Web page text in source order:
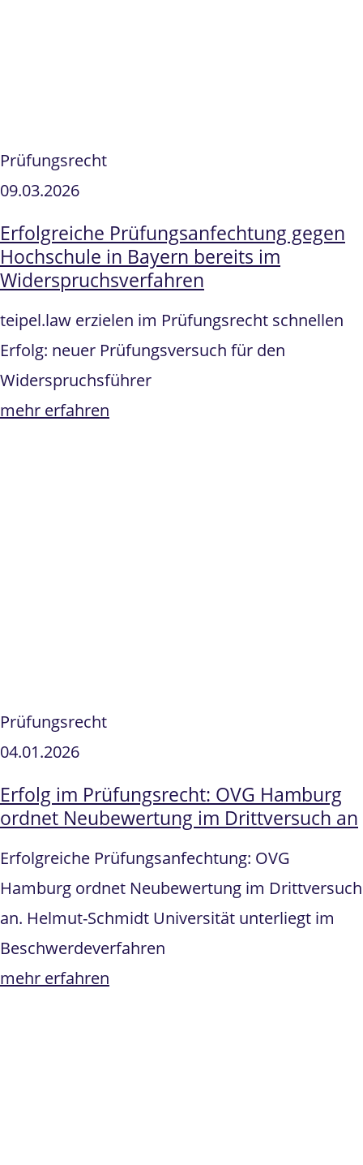
Prüfungsrecht
09.03.2026
Erfolgreiche Prüfungsanfechtung gegen
Hochschule in Bayern bereits im
Widerspruchsverfahren
teipel.law erzielen im Prüfungsrecht schnellen
Erfolg: neuer Prüfungsversuch für den
Widerspruchsführer
mehr erfahren
Prüfungsrecht
04.01.2026
Erfolg im Prüfungsrecht: OVG Hamburg
ordnet Neubewertung im Drittversuch an
Erfolgreiche Prüfungsanfechtung: OVG
Hamburg ordnet Neubewertung im Drittversuch
an. Helmut-Schmidt Universität unterliegt im
Beschwerdeverfahren
mehr erfahren